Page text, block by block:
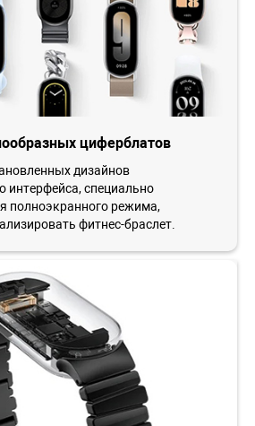
циферблатов
дизайнов
интерфейса, специально
полноэкранного режима,
фитнес-браслет.